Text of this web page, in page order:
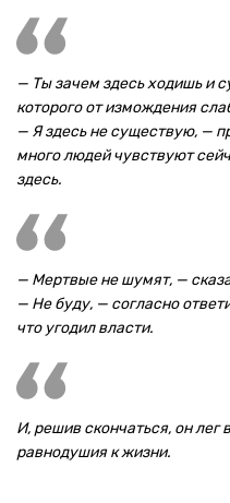
— Ты зачем здесь ходишь и
которого от измождения
— Я здесь не существую, —
много людей чувствуют
здесь.
— Мертвые не шумят, —
— Не буду, — согласно
что угодил власти.
И, решив скончаться, он лег
равнодушия к жизни.